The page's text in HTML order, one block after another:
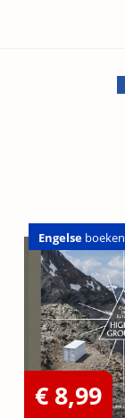
Engelse boeken
€ 8,99